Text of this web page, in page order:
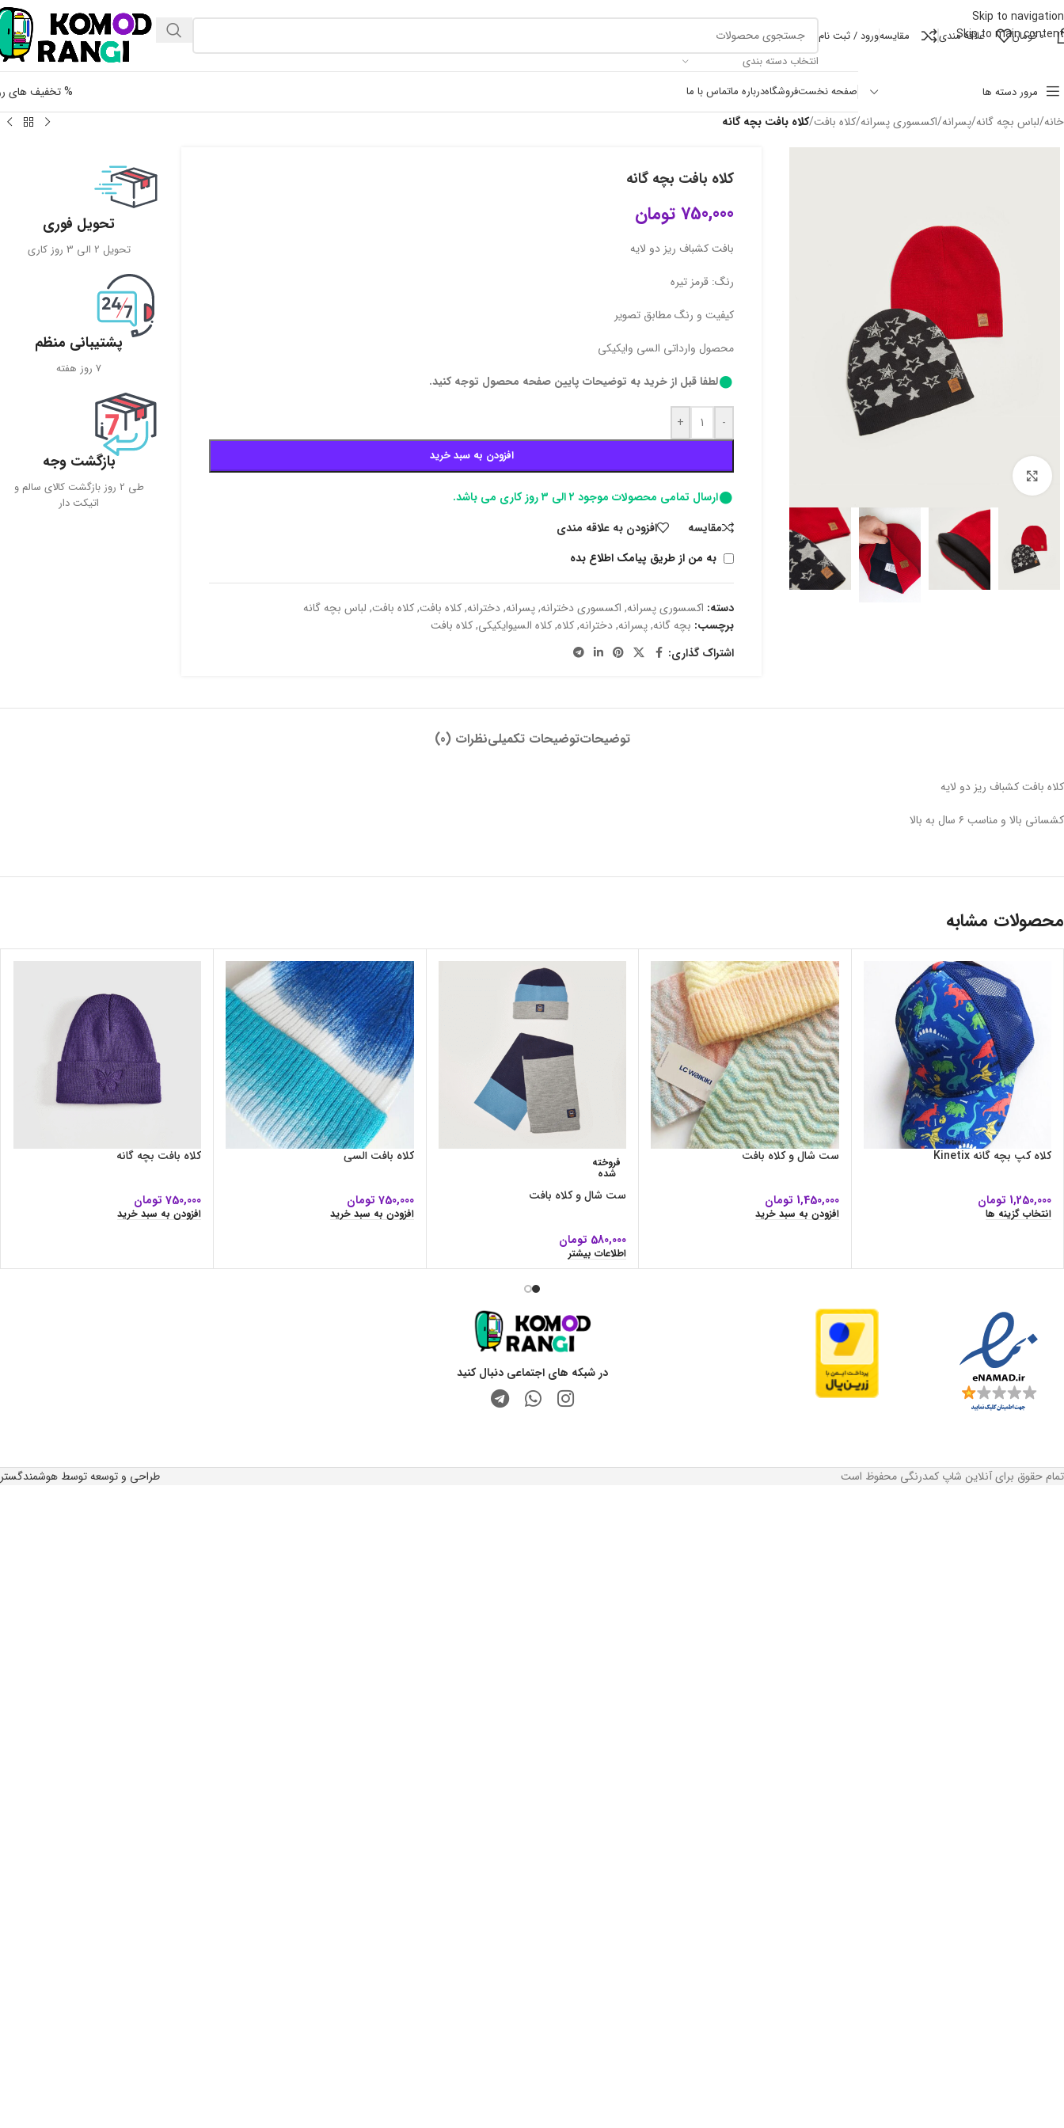
Skip to navigation
Skip to main content
0تومان علاقه مندی مقايسهورود / ثبت نام
انتخاب دسته بندی
مرور دسته ها
صفحه نخستفروشگاهدرباره ماتماس با ما
% تخفیف های
خانه/لباس بچه گانه/پسرانه/اکسسوری پسرانه/کلاه بافت/کلاه بافت بچه گانه
کلاه بافت بچه گانه
750,000 تومان
بافت کشباف ریز دو لایه
رنگ: قرمز تیره
کیفیت و رنگ مطابق تصویر
محصول وارداتی السی وایکیکی
لطفا قبل از خرید به توضیحات پایین صفحه محصول توجه کنید.
-
+
افزودن به سبد خرید
ارسال تمامی محصولات موجود ۲ الی ۳ روز کاری می باشد.
مقايسه
افزودن به علاقه مندی
به من از طریق پیامک اطلاع بده
دسته: اکسسوری پسرانه, اکسسوری دخترانه,پسرانه,دخترانه,کلاه بافت,کلاه بافت, لباس بچه گانه
برچسب: بچه گانه,پسرانه,دخترانه,کلاه,کلاه السیوایکیکی,کلاه بافت
اشتراک گذاری:
تحویل فوری
تحویل 2 الی 3 روز کاری
پشتیبانی منظم
7 روز هفته
بازگشت وجه
طی 2 روز بازگشت کالای سالم و
اتیکت دار
توضیحاتتوضیحات تکمیلینظرات (0)
کلاه بافت کشباف ریز دو لایه
کشسانی بالا و مناسب ۶ سال به بالا
محصولات مشابه
کلاه کپ بچه گانه Kinetix
1,250,000 تومان
انتخاب گزینه ها
ست شال و کلاه بافت
1,450,000 تومان
افزودن به سبد خرید
فروخته
شده
ست شال و کلاه بافت
580,000 تومان
اطلاعات بیشتر
کلاه بافت السی
750,000 تومان
افزودن به سبد خرید
کلاه بافت بچه گانه
750,000 تومان
افزودن به سبد خرید
در شبکه های اجتماعی دنبال کنید
تمام حقوق برای آنلاین شاپ کمدرنگی محفوظ است طراحی و توسعه توسط هوشمندگستر